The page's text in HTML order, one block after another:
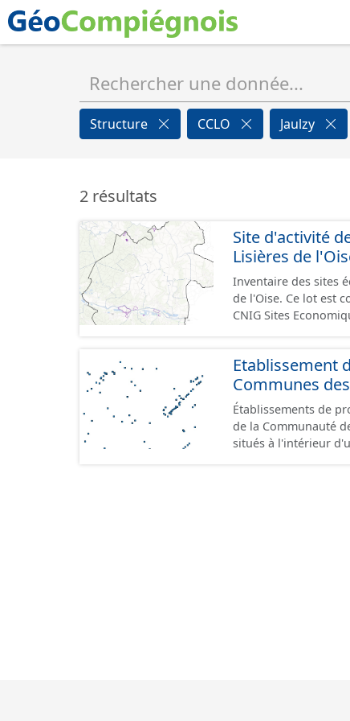
Structure CCLO Jaulzy
2 résultats
Site d'activité
Lisières de
Inventaire des sites
de l'Oise. Ce lot est
CNIG Sites
Etablissement
Communes
Établissements de
de la Communauté de
situés à l'intérieur